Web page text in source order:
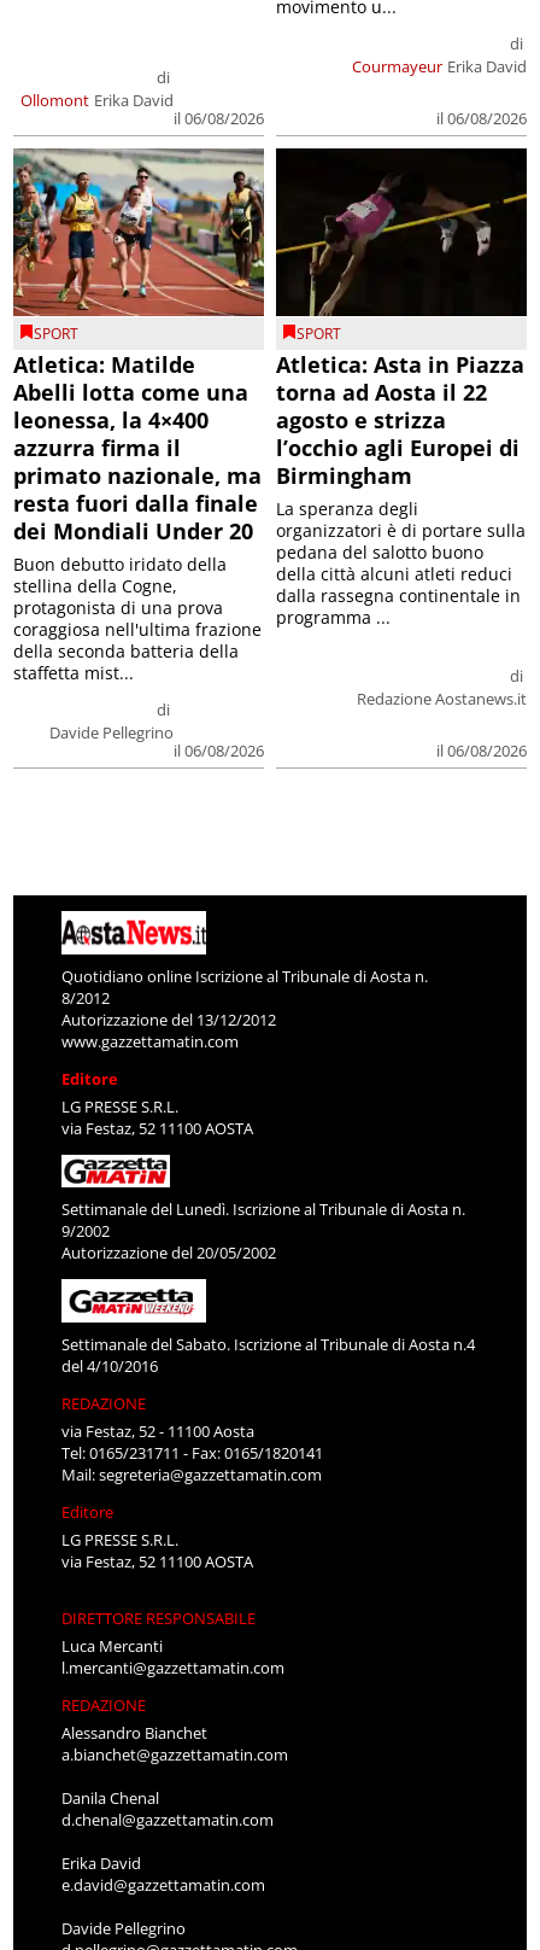
Ollomont
di
Erika David
il 06/08/2026
Courmayeur
di
Erika David
il 06/08/2026
movimento u...
SPORT
Atletica: Matilde
Abelli lotta come una
leonessa, la 4×400
azzurra firma il
primato nazionale, ma
resta fuori dalla finale
dei Mondiali Under 20
di
Davide Pellegrino
il 06/08/2026
Buon debutto iridato della
stellina della Cogne,
protagonista di una prova
coraggiosa nell'ultima frazione
della seconda batteria della
staffetta mist...
SPORT
Atletica: Asta in Piazza
torna ad Aosta il 22
agosto e strizza
l’occhio agli Europei di
Birmingham
di
Redazione Aostanews.it
il 06/08/2026
La speranza degli
organizzatori è di portare sulla
pedana del salotto buono
della città alcuni atleti reduci
dalla rassegna continentale in
programma ...
Quotidiano online Iscrizione al Tribunale di Aosta n.
8/2012
Autorizzazione del 13/12/2012
www.gazzettamatin.com
Editore
LG PRESSE S.R.L.
via Festaz, 52 11100 AOSTA
Settimanale del Lunedì. Iscrizione al Tribunale di Aosta n.
9/2002
Autorizzazione del 20/05/2002
Settimanale del Sabato. Iscrizione al Tribunale di Aosta n.4
del 4/10/2016
REDAZIONE
via Festaz, 52 - 11100 Aosta
Tel: 0165/231711 - Fax: 0165/1820141
Mail:segreteria@gazzettamatin.com
Editore
LG PRESSE S.R.L.
via Festaz, 52 11100 AOSTA
DIRETTORE RESPONSABILE
Luca Mercanti
l.mercanti@gazzettamatin.com
REDAZIONE
Alessandro Bianchet
a.bianchet@gazzettamatin.com
Danila Chenal
d.chenal@gazzettamatin.com
Erika David
e.david@gazzettamatin.com
Davide Pellegrino